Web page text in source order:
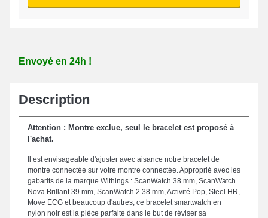
Envoyé en 24h !
Description
Attention : Montre exclue, seul le bracelet est proposé à
l'achat.
Il est envisageable d'ajuster avec aisance notre bracelet de
montre connectée sur votre montre connectée. Approprié avec les
gabarits de la marque Withings : ScanWatch 38 mm, ScanWatch
Nova Brillant 39 mm, ScanWatch 2 38 mm, Activité Pop, Steel HR,
Move ECG et beaucoup d'autres, ce bracelet smartwatch en
nylon noir est la pièce parfaite dans le but de réviser sa